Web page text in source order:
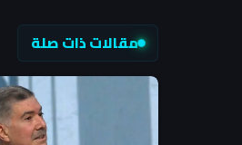
مقالات ذات صلة